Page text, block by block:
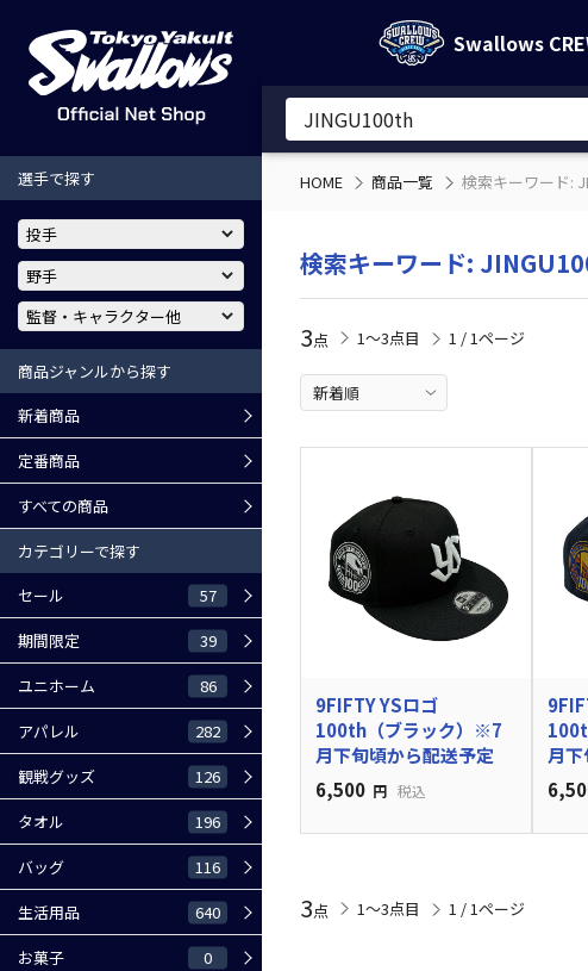
Swallows
選手で探す
商品ジャンルから探す
新着商品
定番商品
すべての商品
カテゴリーで探す
セール
57
期間限定 39
ユニホーム 86
アパレル 282
観戦グッズ 126
タオル 196
バッグ 116
生活用品 640
お菓子 0
HOME 商品一覧 検索キーワード:
検索キーワード:
3点 1〜3点目 1 / 1ページ
9FIFTY YSロゴ
100th（ブラック）※7
月下旬頃から配送予定
6,500 円 税込
月
3点 1〜3点目 1 / 1ページ